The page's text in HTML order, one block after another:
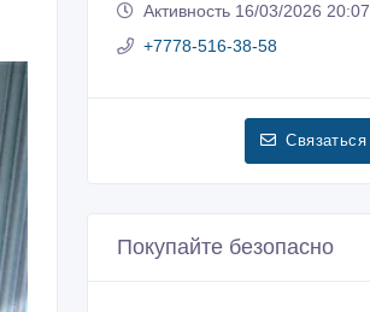
Активность 16/03/2026 20:07
+7778-516-38-58
Связаться
Покупайте безопасно